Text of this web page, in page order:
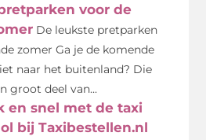
voor de
De leukste pretparken
zomer Ga je de komende
naar het buitenland? Die
groot deel van...
en snel met de taxi
bij Taxibestellen.nl